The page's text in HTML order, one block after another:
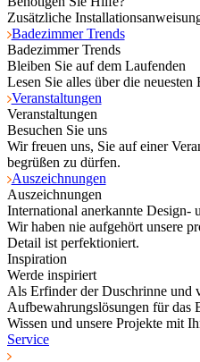
Zusätzliche
Badezimmer Trends
Badezimmer Trends
Bleiben Sie auf dem Laufenden
Lesen Sie alles über die neuesten
Veranstaltungen
Veranstaltungen
Besuchen Sie uns
Wir freuen uns, Sie auf einer
begrüßen zu dürfen.
Auszeichnungen
Auszeichnungen
International anerkannte Design-
Wir haben nie aufgehört unsere
Detail ist perfektioniert.
Inspiration
Werde inspiriert
Als Erfinder der Duschrinne und
Aufbewahrungslösungen für das
Wissen und unsere Projekte mit
Service